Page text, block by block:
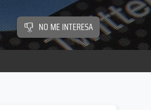
NO ME INTERESA